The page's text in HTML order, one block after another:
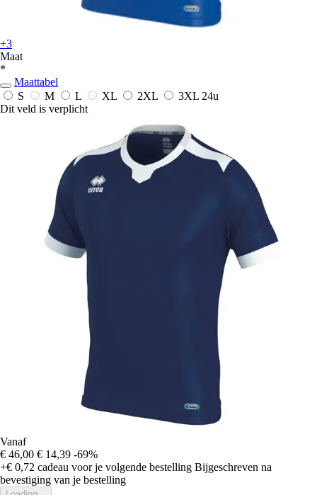
+3
Maat
*
Maattabel
S
M L XL 2XL 3XL 24u
Dit veld is verplicht
Vanaf
€ 46,00 € 14,39 -69%
+€ 0,72 cadeau voor je volgende bestelling Bijgeschreven na
bevestiging van je bestelling